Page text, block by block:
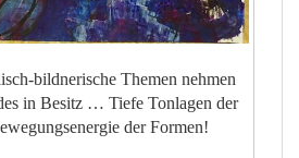
bildnerische Themen nehmen
in Besitz … Tiefe Tonlagen der
der Formen!